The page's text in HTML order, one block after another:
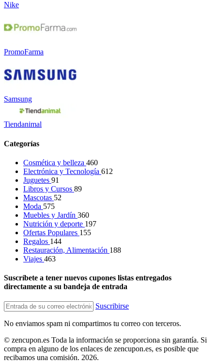
Nike
PromoFarma
Samsung
Tiendanimal
Categorías
Cosmética y belleza 460
Electrónica y Tecnología 612
Juguetes 91
Libros y Cursos 89
Mascotas 52
Moda 575
Muebles y Jardín 360
Nutrición y deporte 197
Ofertas Populares 155
Regalos 144
Restauración, Alimentación 188
Viajes 463
Suscríbete a tener nuevos cupones listas entregados
directamente a su bandeja de entrada
Suscribirse
No enviamos spam ni compartimos tu correo con terceros.
© zencupon.es Toda la información se proporciona sin garantía. Si
compra en alguno de los enlaces de zencupon.es, es posible que
recibamos una comisión. 2026.